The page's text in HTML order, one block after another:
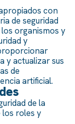
con
de seguridad
organismos y
y
y actualizar sus
de
artificial.
de la
los roles y